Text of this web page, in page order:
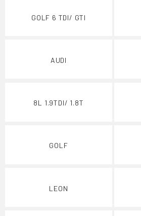
GOLF 6 TDI/ GTI
AUDI
8L 1.9TDI/ 1.8T
GOLF
LEON